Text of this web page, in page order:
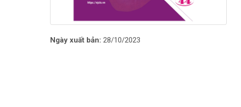
Ngày xuất bản: 28/10/2023